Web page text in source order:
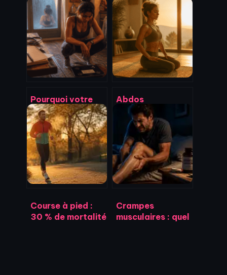
Pourquoi votre
poids stagne : 3
blocages
hormonaux et
l’erreur du déficit
excessif
Abdos
hypopressifs :
résultats visibles
en 4 semaines
grâce à cette
technique de
respiration
Course à pied :
30 % de mortalité
Crampes
musculaires : quel